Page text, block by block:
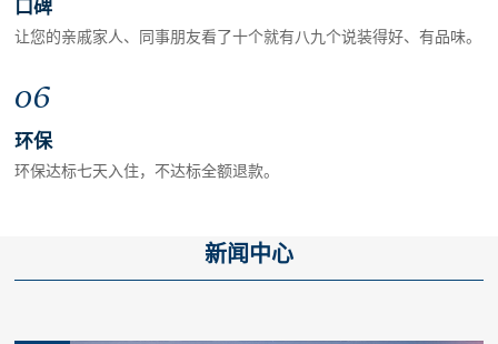
口碑
让您的亲戚家人、同事朋友看了十个就有八九个说装得好、有品味。
06
环保
环保达标七天入住，不达标全额退款。
新闻中心